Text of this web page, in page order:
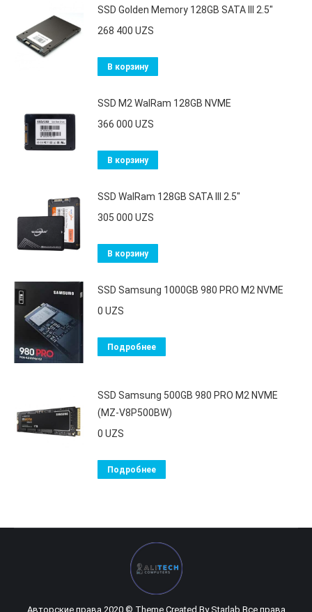
SSD Golden Memory 128GB SATA III 2.5"
268 400 UZS
В корзину
SSD M2 WalRam 128GB NVME
366 000 UZS
В корзину
SSD WalRam 128GB SATA III 2.5"
305 000 UZS
В корзину
SSD Samsung 1000GB 980 PRO M2 NVME
0 UZS
Подробнее
SSD Samsung 500GB 980 PRO M2 NVME
(MZ-V8P500BW)
0 UZS
Подробнее
Авторские права 2020 © Theme Created ByStarlab Все права